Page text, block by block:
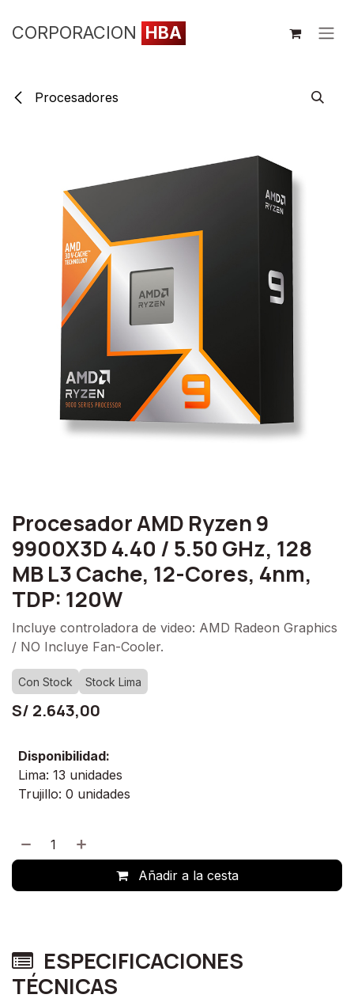
CORPORACION HBA
Procesadores
Procesador AMD Ryzen 9
9900X3D 4.40 / 5.50 GHz, 128
MB L3 Cache, 12-Cores, 4nm,
TDP: 120W
Incluye controladora de video: AMD Radeon Graphics
/ NO Incluye Fan-Cooler.
Con Stock Stock Lima
S/ 2.643,00
Disponibilidad:
Lima: 13 unidades
Trujillo: 0 unidades
Añadir a la cesta
ESPECIFICACIONES
TÉCNICAS